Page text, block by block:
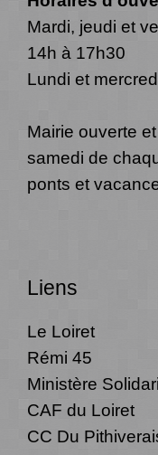
Mardi, jeudi et
14h à 17h30
Lundi et
Mairie ouverte
samedi de
ponts et
Liens
Le Loiret
Rémi 45
Ministère
CAF du Loiret
CC Du